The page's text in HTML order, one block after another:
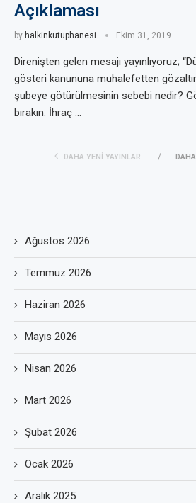
Açıklaması
by halkinkutuphanesi Ekim 31, 2019
Direnişten gelen mesajı yayınlıyoruz;
gösteri kanununa muhalefetten
şubeye götürülmesinin sebebi nedir?
bırakın. İhraç …
DAHA YENI YAYINLAR
Ağustos 2026
Temmuz 2026
Haziran 2026
Mayıs 2026
Nisan 2026
Mart 2026
Şubat 2026
Ocak 2026
Aralık 2025